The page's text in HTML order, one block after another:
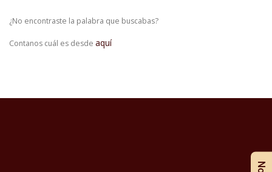
¿No encontraste la palabra que buscabas?
Contanos cuál es desde aquí